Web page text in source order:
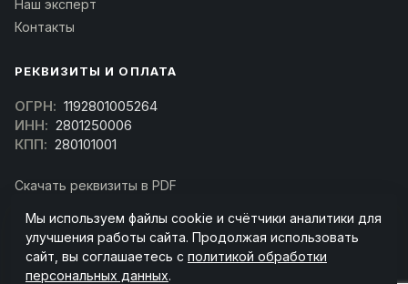
Наш эксперт
Контакты
РЕКВИЗИТЫ И ОПЛАТА
ОГРН: 1192801005264
ИНН: 2801250006
КПП: 280101001
Скачать реквизиты в PDF
(Скачать договор)
Мы используем файлы cookie и счётчики аналитики для
улучшения работы сайта. Продолжая использовать
сайт, вы соглашаетесь с политикой обработки
персональных данных.